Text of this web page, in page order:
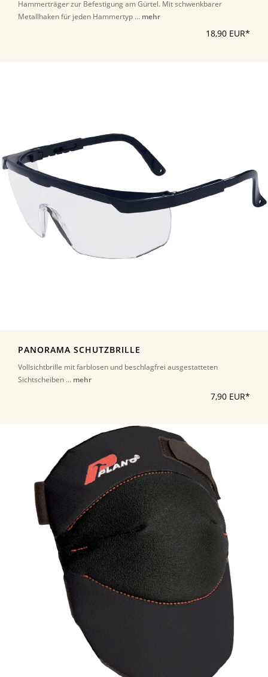
Hammerträger zur Befestigung am Gürtel. Mit schwenkbarer
Metallhaken für jeden Hammertyp ... mehr
18,90 EUR*
PANORAMA SCHUTZBRILLE
Vollsichtbrille mit farblosen und beschlagfrei ausgestatteten
Sichtscheiben ... mehr
7,90 EUR*